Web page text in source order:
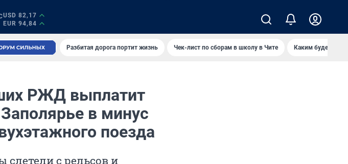
USD 82,17
EUR 94,84
Разбитая дорога портит жизнь Чек-лист по сборам в школу в Чите Каким будет
РЖД выплатит
в минус
поезда
слетели с рельсов и